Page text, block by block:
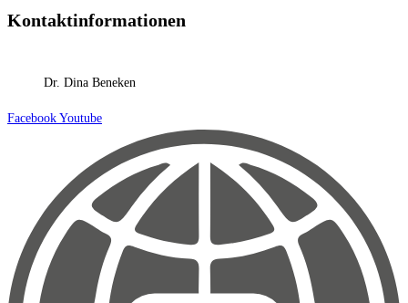
Kontaktinformationen
Dr. Dina Beneken
Facebook Youtube